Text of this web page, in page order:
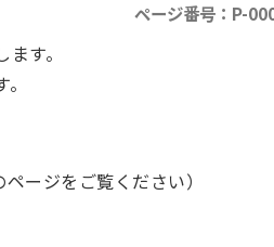
ページ番号：P-
す。
。
ページをご覧ください）